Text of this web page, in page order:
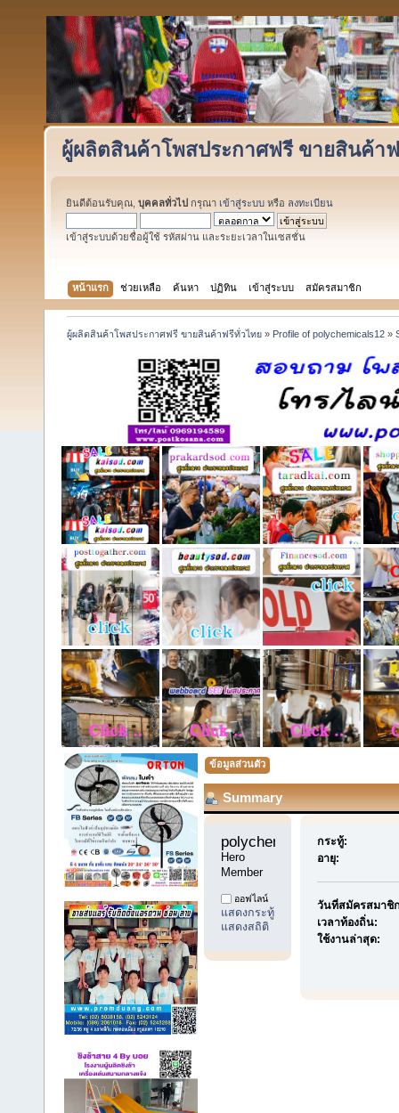
ผู้ผลิตสินค้าโพสประกาศฟรี ขายสินค้า
ยินดีต้อนรับคุณ, บุคคลทั่วไป กรุณา เข้าสู่ระบบ หรือ ลงทะเบียน
เข้าสู่ระบบด้วยชื่อผู้ใช้ รหัสผ่าน และระยะเวลาในเซสชั่น
หน้าแรก ช่วยเหลือ ค้นหา ปฏิทิน เข้าสู่ระบบ สมัครสมาชิก
ผู้ผลิตสินค้าโพสประกาศฟรี ขายสินค้าฟรีทั่วไทย » Profile of polychemicals12 »
ข้อมูลส่วนตัว
Summary
polychemicals12
Hero
Member
ออฟไลน์
แสดงกระทู้
แสดงสถิติ
กระทู้:
อายุ:
วันที่สมัครสมาชิ
เวลาท้องถิ่น:
ใช้งานล่าสุด: